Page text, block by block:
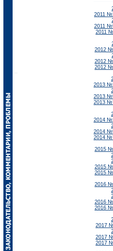
2011
2011
2011
2012
2012
2012
2013
2013
2013
2014
2014
2014
2015
2015
2015
2016
2016
2016
2017
2017
2017